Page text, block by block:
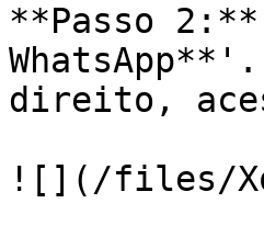
**Passo
direito,
![](/files/